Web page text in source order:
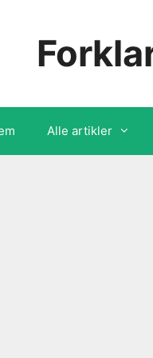
Alle artikler